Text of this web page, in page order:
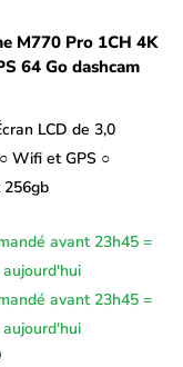
M770 Pro 1CH 4K
64 Go dashcam
LCD de 3,0
Wifi et GPS ○
avant 23h45 =
avant 23h45 =